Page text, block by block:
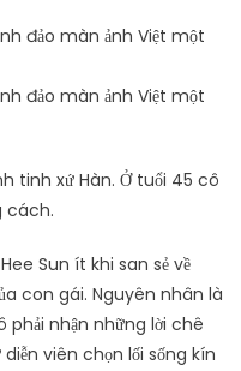
tinh xứ Hàn. Ở tuổi 45 cô
cách.
Sun ít khi san sẻ về
con gái. Nguyên nhân là
nhận những lời chê
viên chọn lối sống kín